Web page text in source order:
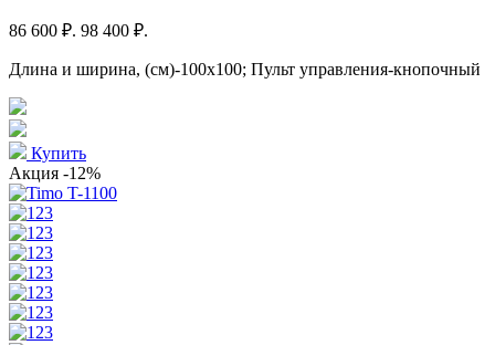
86 600 ₽. 98 400 ₽.
Длина и ширина, (см)-100x100; Пульт управления-кнопочный
Купить
Акция -12%